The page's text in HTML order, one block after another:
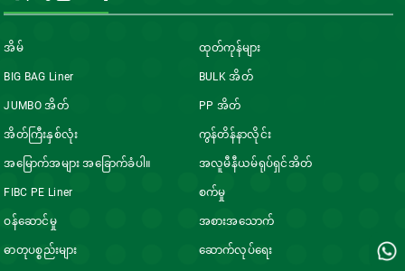
အိမ် ထုတ်ကုန်များ
BIG BAG Liner BULK အိတ်
JUMBO အိတ် PP အိတ်
အိတ်ကြီးနှစ်လုံး ကွန်တိန်နာလိုင်း
အမြောက်အများ အခြောက်ခံပါ။ အလူမီနီယမ်ရုပ်ရှင်အိတ်
FIBC PE Liner စက်မှု
ဝန်ဆောင်မှု အစားအသောက်
ဓာတုပစ္စည်းများ ဆောက်လုပ်ရေး